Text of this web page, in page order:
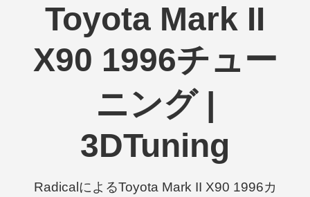
Toyota Mark II
X90 1996チュー
ニング |
3DTuning
RadicalによるToyota Mark II X90 1996カ